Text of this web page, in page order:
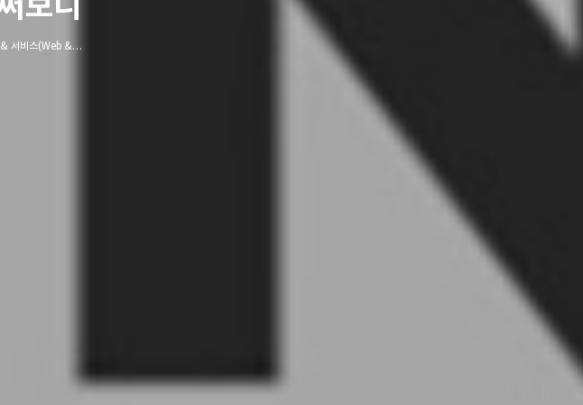
IT/웹 & 서비스(Web & Service)